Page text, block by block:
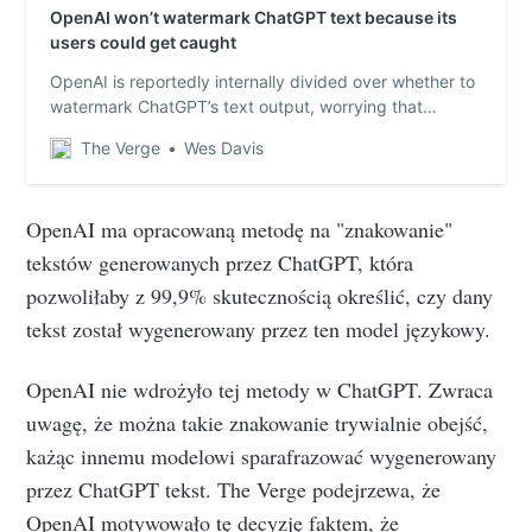
OpenAI won’t watermark ChatGPT text because its
users could get caught
OpenAI is reportedly internally divided over whether to
watermark ChatGPT’s text output, worrying that
The Verge
Wes Davis
OpenAI ma opracowaną metodę na "znakowanie"
tekstów generowanych przez ChatGPT, która
pozwoliłaby z 99,9% skutecznością określić, czy dany
tekst został wygenerowany przez ten model językowy.
OpenAI nie wdrożyło tej metody w ChatGPT. Zwraca
uwagę, że można takie znakowanie trywialnie obejść,
każąc innemu modelowi sparafrazować wygenerowany
przez ChatGPT tekst. The Verge podejrzewa, że
OpenAI motywowało tę decyzję faktem, że